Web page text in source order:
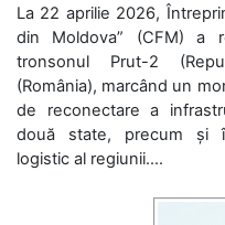
La 22 aprilie 2026,
din Moldova” (CFM) a
tronsonul Prut-2
(România), marcând un
de reconectare a
două state, precum și
logistic al regiunii....